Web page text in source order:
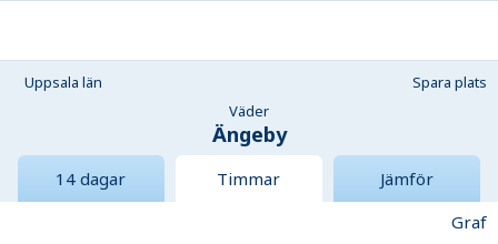
Uppsala län
Spara plats
Väder
Ängeby
14 dagar Timmar
Jämför
Graf